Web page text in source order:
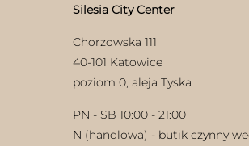
Silesia City Center
Chorzowska 111
40-101 Katowice
poziom 0, aleja Tyska
PN - SB 10:00 - 21:00
N (handlowa) - butik czynny